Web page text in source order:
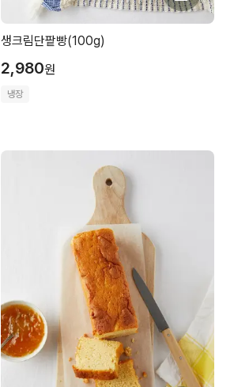
생크림단팥빵(100g)
2,980원
냉장